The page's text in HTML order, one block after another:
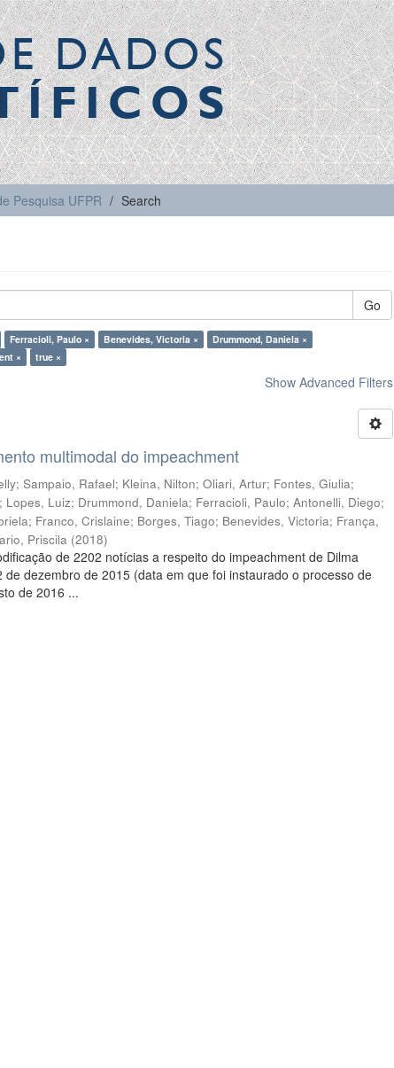
DADOS
Pesquisa UFPR Search
Go
Ferracioli, Paulo × Benevides, Victoria ×
Drummond, Daniela ×
× true ×
Show Advanced Filters
multimodal do impeachment
;Sampaio, Rafael; Kleina, Nilton;Oliari, Artur; Fontes, Giulia;
; Lopes, Luiz; Drummond, Daniela; Ferracioli, Paulo;Antonelli, Diego;
; Franco, Crislaine; Borges, Tiago; Benevides, Victoria; França,
Priscila (2018)
de 2202 notícias a respeito do impeachment de Dilma
de dezembro de 2015 (data em que foi instaurado o processo de
de 2016 ...